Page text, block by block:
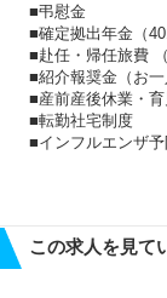
■弔慰金
■確定拠出年金（
■赴任・帰任旅費 （
■紹介報奨金（お一
■産前産後休業・
■転勤社宅制度
■インフルエンザ
この求人を見て